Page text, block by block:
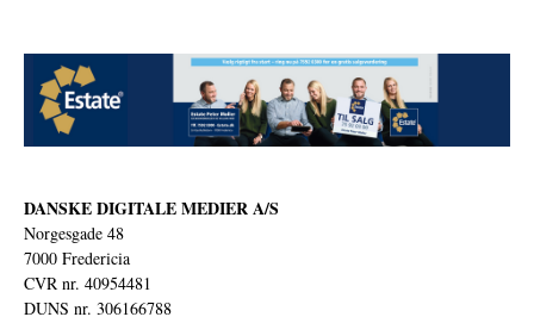
DANSKE DIGITALE MEDIER A/S
Norgesgade 48
7000 Fredericia
CVR nr. 40954481
DUNS nr. 306166788